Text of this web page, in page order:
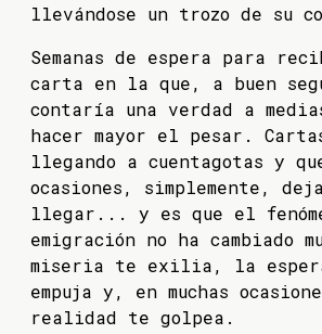
llevándose un trozo de su
Semanas de espera para
carta en la que, a buen
contaría una verdad a
hacer mayor el pesar.
llegando a cuentagotas y
ocasiones, simplemente,
llegar... y es que el
emigración no ha cambiado
miseria te exilia, la
empuja y, en muchas
realidad te golpea.